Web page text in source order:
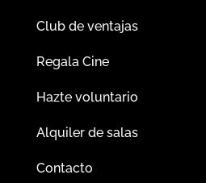
Club de ventajas
Regala Cine
Hazte voluntario
Alquiler de salas
Contacto